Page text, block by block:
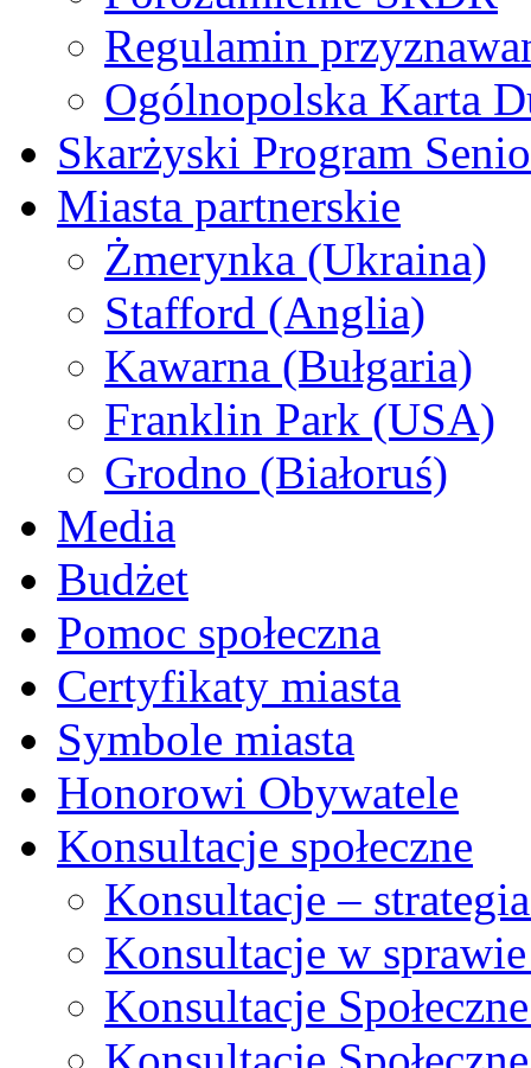
Regulamin
Ogólnopolska Karta
Skarżyski Program
Miasta partnerskie
Żmerynka (Ukraina)
Stafford (Anglia)
Kawarna (Bułgaria)
Franklin Park (USA)
Grodno (Białoruś)
Media
Budżet
Pomoc społeczna
Certyfikaty miasta
Symbole miasta
Honorowi Obywatele
Konsultacje społeczne
Konsultacje –
Konsultacje w
Konsultacje